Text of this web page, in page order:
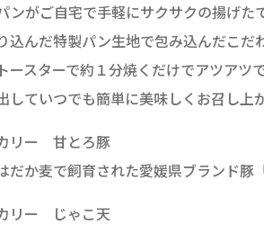
ンがご自宅で手軽にサクサクの揚げ
込んだ特製パン生地で包み込んだこ
ースターで約１分焼くだけでアツア
していつでも簡単に美味しくお召し上
リー 甘とろ豚
だか麦で飼育された愛媛県ブランド豚
リー じゃこ天